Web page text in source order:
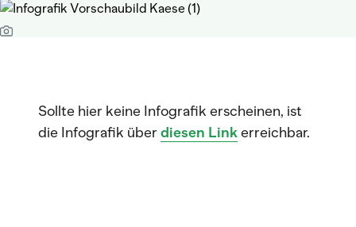
Sollte hier keine Infografik erscheinen, ist
die Infografik über diesen Linkerreichbar.